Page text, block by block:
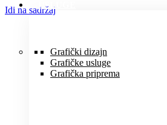
Idi na sadržajUSLUGE
Grafički dizajn
Grafičke usluge
Grafička priprema